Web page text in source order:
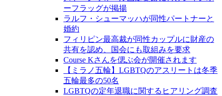
ーフラッグが掲揚
ラルフ・シューマッハが同性パートナーと
婚約
フィリピン最高裁が同性カップルに財産の
共有を認め、国会にも取組みを要求
Course Kさんを偲ぶ会が開催されます
【ミラノ五輪】LGBTQのアスリートは冬季
五輪最多の50名
LGBTQの定年退職に関するヒアリング調査